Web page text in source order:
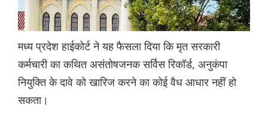
मध्य प्रदेश हाईकोर्ट ने यह फैसला दिया कि मृत सरकारी
कर्मचारी का कथित असंतोषजनक सर्विस रिकॉर्ड, अनुकंपा
नियुक्ति के दावे को खारिज करने का कोई वैध आधार नहीं हो
सकता।